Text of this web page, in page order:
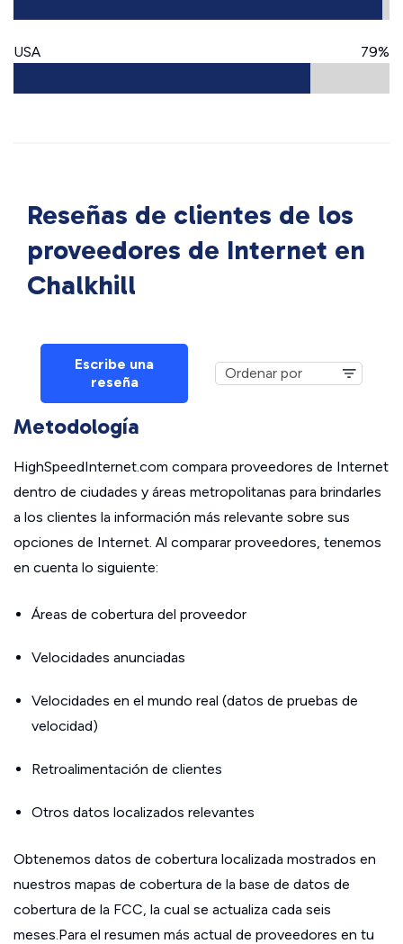
USA 79%
Reseñas de clientes de los
proveedores de Internet en
Chalkhill
Escribe una
reseña
Metodología
HighSpeedInternet.com compara proveedores de Internet
dentro de ciudades y áreas metropolitanas para brindarles
a los clientes la información más relevante sobre sus
opciones de Internet. Al comparar proveedores, tenemos
en cuenta lo siguiente:
Áreas de cobertura del proveedor
Velocidades anunciadas
Velocidades en el mundo real (datos de pruebas de
velocidad)
Retroalimentación de clientes
Otros datos localizados relevantes
Obtenemos datos de cobertura localizada mostrados en
nuestros mapas de cobertura de la base de datos de
cobertura de la FCC, la cual se actualiza cada seis
meses.Para el resumen más actual de proveedores en tu